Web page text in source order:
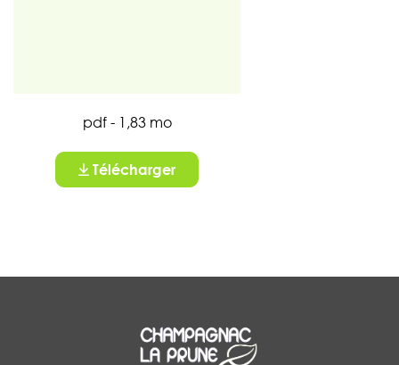
pdf - 1,83 mo
Télécharger